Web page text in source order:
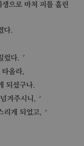
으로 바쳐 피를 흘린
다.
렀다. +
올라,
되셨구나.
겨주시니, +
리게 되었고, +